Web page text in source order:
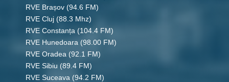
RVE Brașov (94.6 FM)
RVE Cluj (88.3 Mhz)
RVE Constanța (104.4 FM)
RVE Hunedoara (98.00 FM)
RVE Oradea (92.1 FM)
RVE Sibiu (89.4 FM)
RVE Suceava (94.2 FM)